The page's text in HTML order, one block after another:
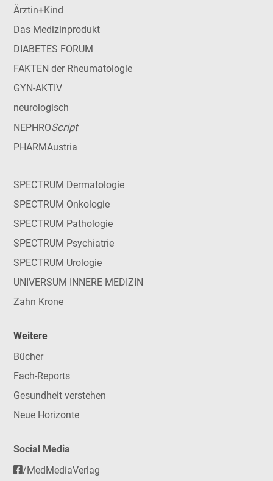
Ärztin+Kind
Das Medizinprodukt
DIABETES FORUM
FAKTEN der Rheumatologie
GYN-AKTIV
neurologisch
NEPHROScript
PHARMAustria
SPECTRUM Dermatologie
SPECTRUM Onkologie
SPECTRUM Pathologie
SPECTRUM Psychiatrie
SPECTRUM Urologie
UNIVERSUM INNERE MEDIZIN
Zahn Krone
Weitere
Bücher
Fach-Reports
Gesundheit verstehen
Neue Horizonte
Social Media
/MedMediaVerlag